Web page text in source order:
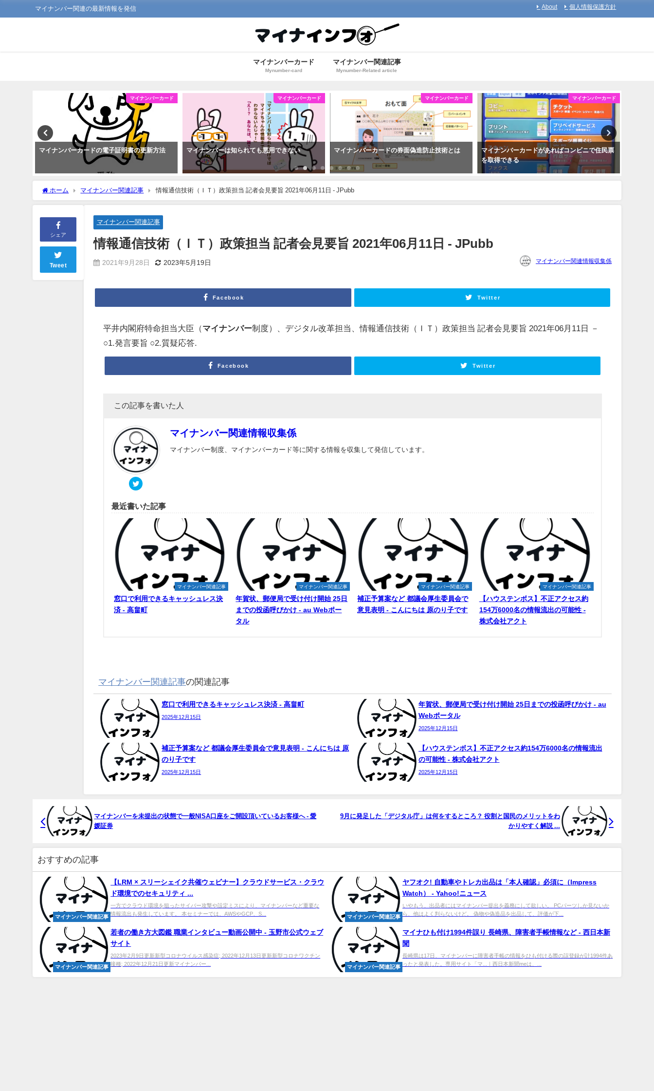
マイナンバー関連の最新情報を発信 About 個人情報保護方針
マイナンバーカード
Mynumber-card
マイナンバー関連記事
Mynumber-Related article
マイナンバーカード
マイナンバーカードの電子証明書の更新方法
マイナンバーカード
マイナンバーは知られても悪用できない
マイナンバーカード
マイナンバーカードの券面偽造防止技術とは
マイナンバーカード
マイナンバーカードがあればコンビニで住民票
を取得できる
ホーム マイナンバー関連記事 情報通信技術（ＩＴ）政策担当 記者会見要旨 2021年06月11日 - JPubb
シェア
Tweet
マイナンバー関連記事
情報通信技術（ＩＴ）政策担当 記者会見要旨 2021年06月11日 - JPubb
2021年9月28日 2023年5月19日 マイナンバー関連情報収集係
Facebook Twitter
平井内閣府特命担当大臣（マイナンバー制度）、デジタル改革担当、情報通信技術（ＩＴ）政策担当 記者会見要旨 2021年06月11日 －
○1.発言要旨 ○2.質疑応答.
Facebook Twitter
この記事を書いた人
マイナンバー関連情報収集係
マイナンバー制度、マイナンバーカード等に関する情報を収集して発信しています。
最近書いた記事
マイナンバー関連記事
窓口で利用できるキャッシュレス決
済 - 高畠町
マイナンバー関連記事
年賀状、郵便局で受け付け開始 25日
までの投函呼びかけ - au Webポー
タル
マイナンバー関連記事
補正予算案など 都議会厚生委員会で
意見表明 - こんにちは 原のり子です
マイナンバー関連記事
【ハウステンボス】不正アクセス約
154万6000名の情報流出の可能性 -
株式会社アクト
マイナンバー関連記事の関連記事
窓口で利用できるキャッシュレス決済 - 高畠町
2025年12月15日
年賀状、郵便局で受け付け開始 25日までの投函呼びかけ - au
Webポータル
2025年12月15日
補正予算案など 都議会厚生委員会で意見表明 - こんにちは 原
のり子です
2025年12月15日
【ハウステンボス】不正アクセス約154万6000名の情報流出
の可能性 - 株式会社アクト
2025年12月15日
マイナンバーを未提出の状態で一般NISA口座をご開設頂いているお客様へ - 愛
媛証券
9月に発足した「デジタル庁」は何をするところ？ 役割と国民のメリットをわ
かりやすく解説 ...
おすすめの記事
マイナンバー関連記事
【LRM × スリーシェイク共催ウェビナー】クラウドサービス・クラウ
ド環境でのセキュリティ ...
一方でクラウド環境を狙ったサイバー攻撃や設定ミスにより、マイナンバーなど重要な
情報流出も発生しています。 本セミナーでは、AWSやGCP、S...
マイナンバー関連記事
ヤフオク! 自動車やトレカ出品は「本人確認」必須に（Impress
Watch） - Yahoo!ニュース
いやもう、出品者にはマイナンバー提出を義務にして欲しい。 PCパーツしか見ないか
ら、他はよく判らないけど。 偽物や偽造品を出品して、評価が下...
マイナンバー関連記事
若者の働き方大図鑑 職業インタビュー動画公開中 - 玉野市公式ウェブ
サイト
2023年2月9日更新新型コロナウイルス感染症; 2022年12月13日更新新型コロナワクチン
接種; 2022年12月21日更新マイナンバー...
マイナンバー関連記事
マイナひも付け1994件誤り 長崎県、障害者手帳情報など - 西日本新
聞
長崎県は17日、マイナンバーに障害者手帳の情報をひも付ける際の誤登録が計1994件あ
ったと発表した。専用サイト「マ...｜西日本新聞meは、...